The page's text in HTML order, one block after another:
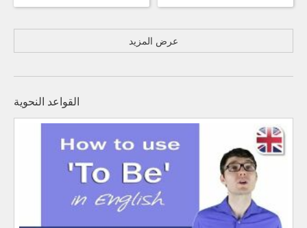
عرض المزيد
القواعد النحوية